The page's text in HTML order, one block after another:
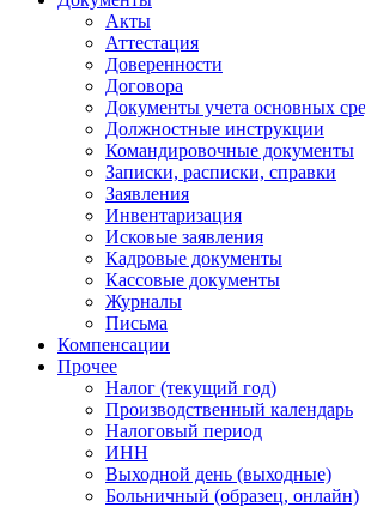
Акты
Аттестация
Доверенности
Договора
Документы учета основных
Должностные инструкции
Командировочные документы
Записки, расписки, справки
Заявления
Инвентаризация
Исковые заявления
Кадровые документы
Кассовые документы
Журналы
Письма
Компенсации
Прочее
Налог (текущий год)
Производственный календарь
Налоговый период
ИНН
Выходной день (выходные)
Больничный (образец, онлайн)